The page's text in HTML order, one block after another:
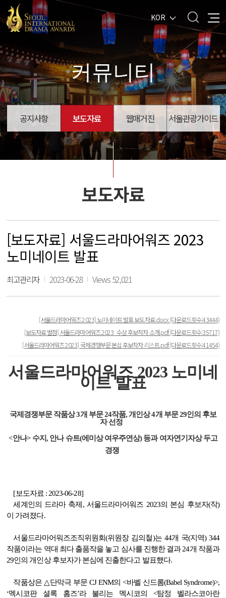
KOR
커뮤니티
공지사항 보도자료 웹매거진 서울관광가이드
보도자료
[보도자료] 서울드라마어워즈 2023
노미네이트 발표
최고관리자 2023-06-28 Views 52,021
[서울드라마어워즈 2023] 노미네이트 발표 보도자료.docx(다운로드횟수:43444)
[보도자료 별첨] 서울드라마어워즈 2023_수상 후보작자 소개.pdf(다운로드횟수:35717)
[서울드라마어워즈 2023] 국제경쟁부문 본심 후보작자 리스트.pdf(다운로드횟수:41454)
서울드라마어워즈2023 노미네
이트 발표
국제경쟁부문 작품상3개 부문24작품,개인상4개 부문 29인의 후보
자 선정
<안나> 수지, 안나 슈트(에미상 여우주연상)등과 여자연기자상 두고
경쟁
[보도자료 : 2023-06-28]
세계인의 드라마 축제 , 서울드라마어워즈 2023의 본심 후보자(작)
이 가려졌다.
서울드라마어워즈조직위원회(위원장 김의철)는 44개 국(지역) 344
작품이라는 역대 최다 출품작을 놓고 심사를 진행한 결과24개 작품과
29인의 개인상 후보자가 본심에 진출한다고 발표했다.
작품상은 △단막극 부문CJ ENM의<바벨 신드롬(Babel Syndrome)>,
‘멕시코판 셜록 홈즈’라 불리는 멕시코의 <탐정 벨라스코아란